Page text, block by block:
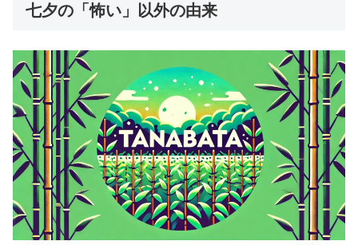
七夕の「怖い」以外の由来